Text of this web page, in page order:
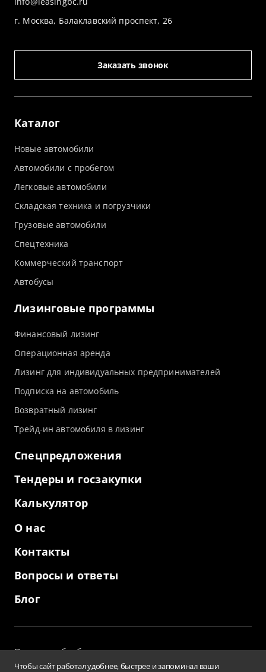
Каталог
Новые автомобили
Автомобили с пробегом
Легковые автомобили
Складская техника и погрузчики
Грузовые автомобили
Спецтехника
Коммерческий транспорт
Автобусы
Лизинговые программы
Финансовый лизинг
Операционная аренда
Лизинг для индивидуальных предпринимателей
Подписка на автомобиль
Возвратный лизинг
Трейд-ин автомобиля в лизинг
Спецпредложения
Тендеры и госзакупки
Калькулятор
О нас
Контакты
Вопросы и ответы
Блог
г. Москва, Балаклавский проспект, 26
Заказать звонок
Политика обработки персональных данных
и использование файлов cookies
Чтобы сайт работал удобнее, быстрее и запоминал ваши